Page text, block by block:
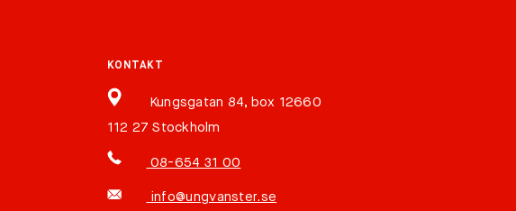
KONTAKT
Kungsgatan 84, box 12660
112 27 Stockholm
08-654 31 00
info@ungvanster.se